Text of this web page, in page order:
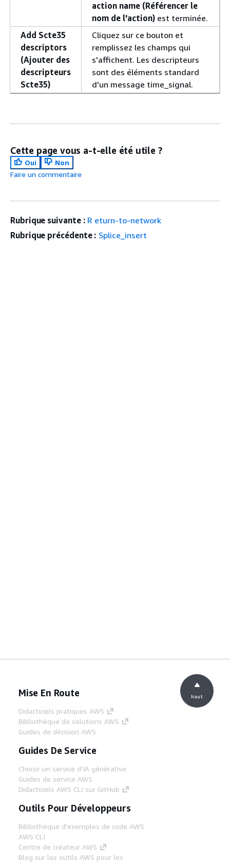
action name (Référencer le
nom de l'action) est terminée.
Add Scte35
descriptors
(Ajouter des
descripteurs
Scte35)
Cliquez sur ce bouton et
remplissez les champs qui
s'affichent. Les descripteurs
sont des éléments standard
d'un message time_signal.
Cette page vous a-t-elle été utile ?
Oui
Non
Faire un commentaire
Rubrique suivante : R eturn-to-network
Rubrique précédente : Splice_insert
Mise En Route
Didacticiels pratiques AWS
Bibliothèque de solutions AWS
Guides de décision AWS
Guides De Service
Choisir un service d'IA générative
Guides de service AWS
Didacticiels AWS CLI sur GitHub
Outils Pour Développeurs
Bibliothèque d'exemples de code AWS
AWS CLI
Centre de créateur AWS
Blog sur les outils AWS pour les
haut